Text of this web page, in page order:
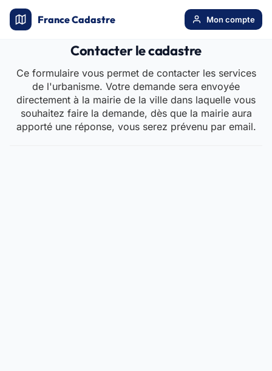
France Cadastre Mon compte
Contacter le cadastre
Ce formulaire vous permet de contacter les services
de l'urbanisme. Votre demande sera envoyée
directement à la mairie de la ville dans laquelle vous
souhaitez faire la demande, dès que la mairie aura
apporté une réponse, vous serez prévenu par email.